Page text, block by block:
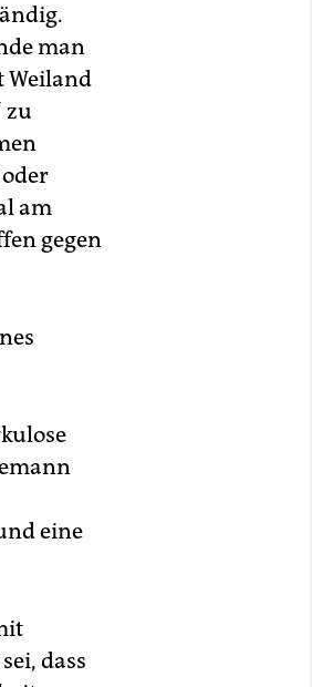
man
Weiland
zu
am
gegen
eine
dass